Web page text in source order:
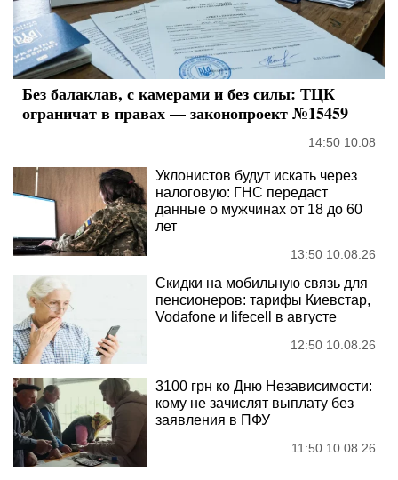
Без балаклав, с камерами и без силы: ТЦК
ограничат в правах — законопроект №15459
14:50 10.08
Уклонистов будут искать через
налоговую: ГНС передаст
данные о мужчинах от 18 до 60
лет
13:50 10.08.26
Скидки на мобильную связь для
пенсионеров: тарифы Киевстар,
Vodafone и lifecell в августе
12:50 10.08.26
3100 грн ко Дню Независимости:
кому не зачислят выплату без
заявления в ПФУ
11:50 10.08.26